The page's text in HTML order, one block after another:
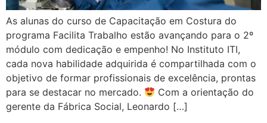
As alunas do curso de Capacitação em Costura do
programa Facilita Trabalho estão avançando para o 2º
módulo com dedicação e empenho! No Instituto ITI,
cada nova habilidade adquirida é compartilhada com o
objetivo de formar profissionais de excelência, prontas
para se destacar no mercado.
Com a orientação do
gerente da Fábrica Social, Leonardo […]